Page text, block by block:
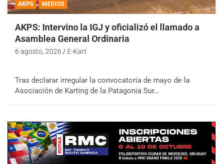
AKPS MEDIOS
AKPS: Intervino la IGJ y oficializó el llamado a
Asamblea General Ordinaria
6 agosto, 2026 E-Kart
Tras declarar irregular la convocatoria de mayo de la
Asociación de Karting de la Patagonia Sur…